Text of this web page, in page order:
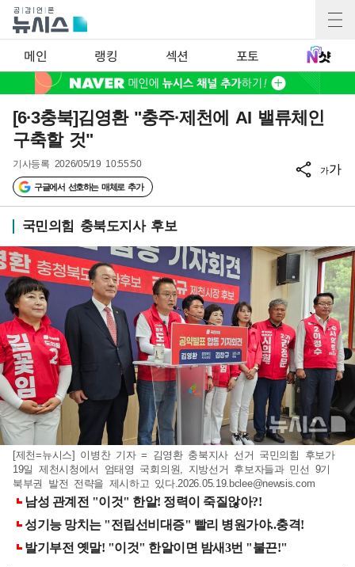
메인 랭킹 섹션 포토
[6·3충북]김영환 "충주·제천에 AI 밸류체인
구축할 것"
기사등록 2026/05/19 10:55:50
구글에서 선호하는 매체로 추가
가가
국민의힘 충북도지사 후보
[제천=뉴시스] 이병찬 기자 = 김영환 충북지사 선거 국민의힘 후보가
19일 제천시청에서 엄태영 국회의원, 지방선거 후보자들과 민선 9기
북부권 발전 전략을 제시하고 있다.2026.05.19.bclee@newsis.com